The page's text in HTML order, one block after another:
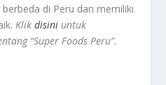
di Peru dan memiliki
Klikdisini untuk
“Super Foods Peru”.